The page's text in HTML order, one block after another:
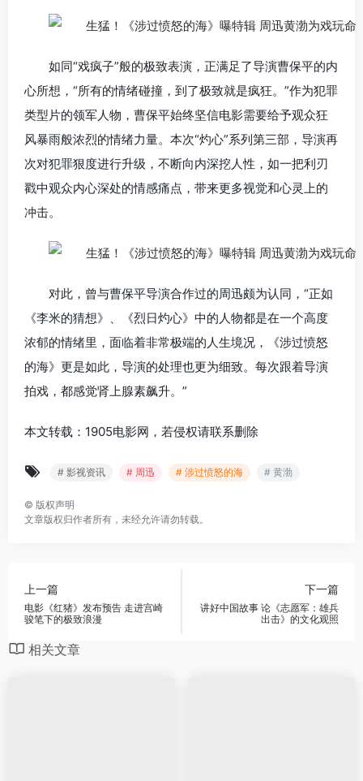
如同“戏疯子”般的极致表演，正满足了导演曹保平的内
心所想，“所有的情绪碰撞，到了极致就是疯狂。”作为犯罪
类型片的领军人物，曹保平始终坚信电影需要给予观众狂
风暴雨般浓烈的情绪力量。本次“灼心”系列第三部，导演再
次对犯罪狠度进行升级，不断向内深挖人性，如一把利刃
戳中观众内心深处的情感痛点，带来更多视觉和心灵上的
冲击。
对此，曾与曹保平导演合作过的周迅颇为认同，“正如
《李米的猜想》、《烈日灼心》中的人物都是在一个高度
浓郁的情绪里，面临着非常极端的人生境况，《涉过愤怒
的海》更是如此，导演的处理也更为细致。每次跟着导演
拍戏，都感觉肾上腺素飙升。”
本文转载：1905电影网，若侵权请联系删除
# 影视资讯 # 周迅 # 涉过愤怒的海 # 黄渤
© 版权声明
文章版权归作者所有，未经允许请勿转载。
上一篇
电影《红猪》发布预告 走进宫崎
骏笔下的极致浪漫
下一篇
讲好中国故事 论《志愿军：雄兵
出击》的文化观照
相关文章